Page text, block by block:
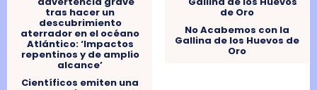
Científicos emiten una
No Acabemos con la
Gallina de los Huevos de
Oro